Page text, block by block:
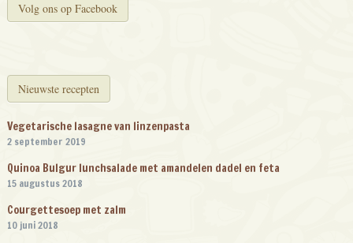
Volg ons op Facebook
Nieuwste recepten
Vegetarische lasagne van linzenpasta
2 september 2019
Quinoa Bulgur lunchsalade met amandelen dadel en feta
15 augustus 2018
Courgettesoep met zalm
10 juni 2018